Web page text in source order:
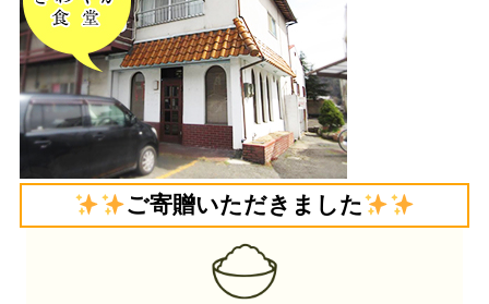
ご寄贈いただきました